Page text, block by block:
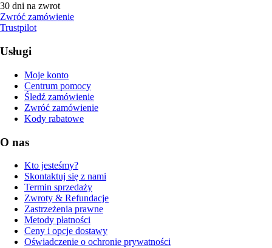
30 dni na zwrot
Zwróć zamówienie
Trustpilot
Usługi
Moje konto
Centrum pomocy
Śledź zamówienie
Zwróć zamówienie
Kody rabatowe
O nas
Kto jesteśmy?
Skontaktuj się z nami
Termin sprzedaży
Zwroty & Refundacje
Zastrzeżenia prawne
Metody płatności
Ceny i opcje dostawy
Oświadczenie o ochronie prywatności